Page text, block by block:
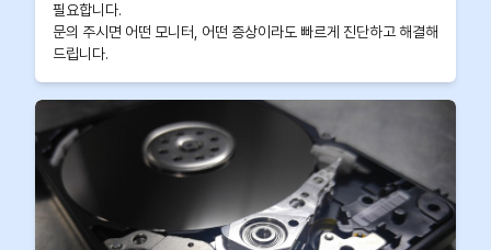
필요합니다.
문의 주시면 어떤 모니터, 어떤 증상이라도 빠르게 진단하고 해결해
드립니다.